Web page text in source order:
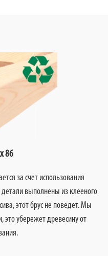
86
за счет использования
выполнены из клееного
этот брус не поведет. Мы
это убережет древесину от